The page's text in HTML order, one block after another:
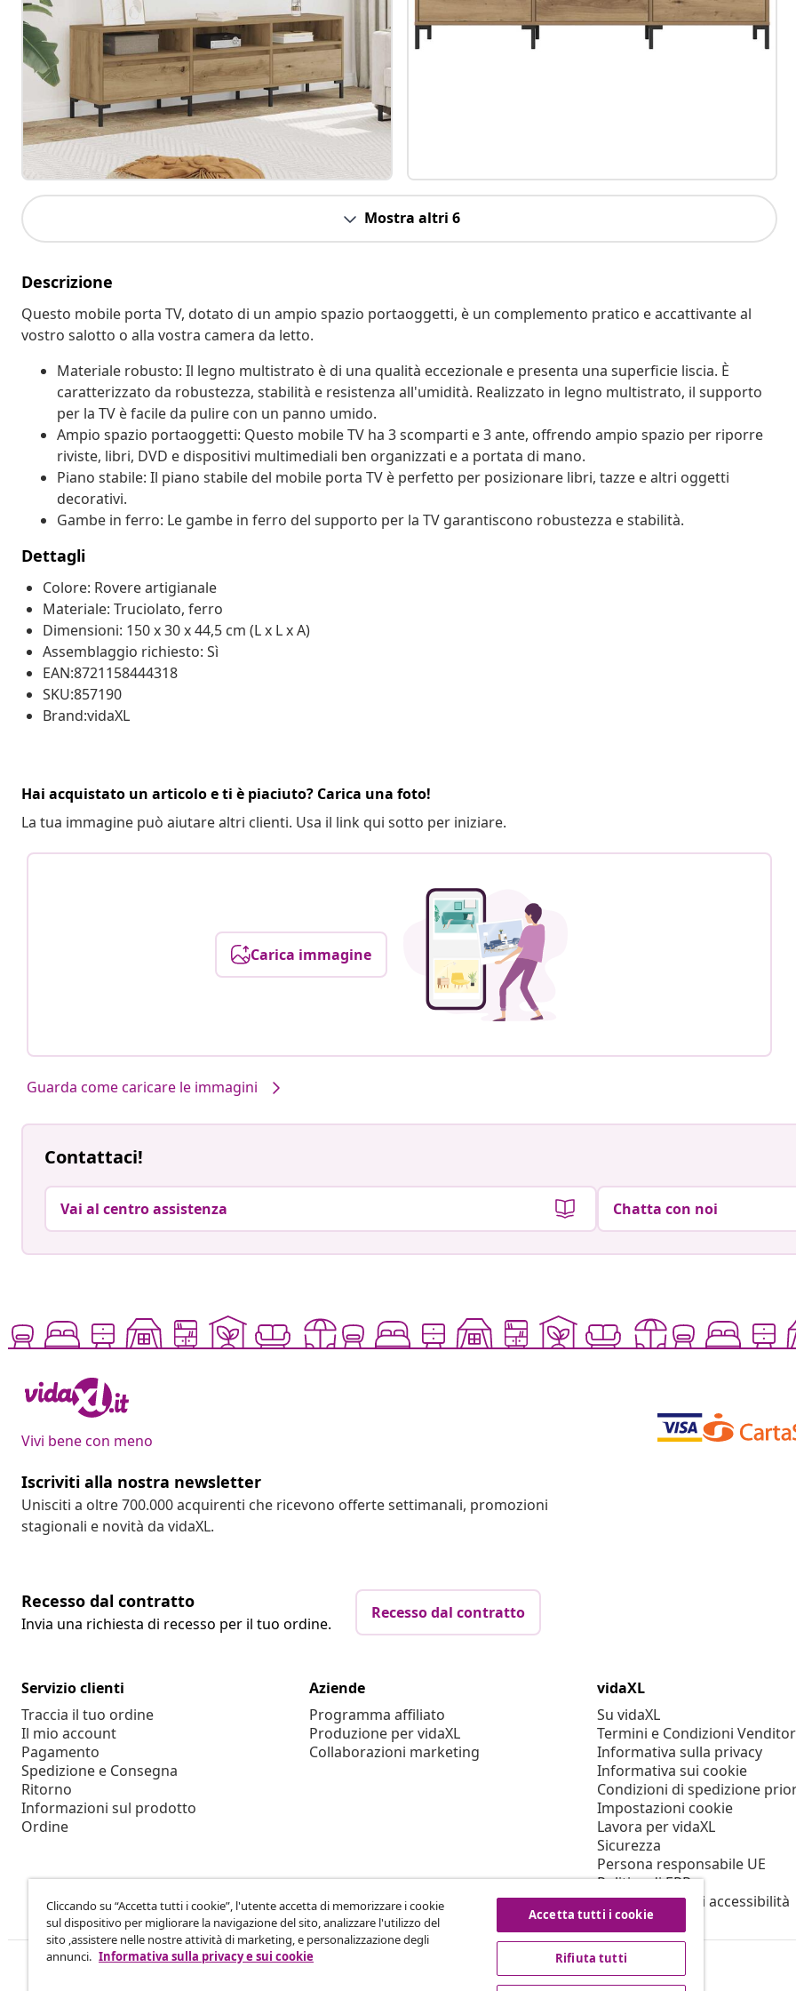
Mostra altri 6
Descrizione
Questo mobile porta TV, dotato di un ampio spazio portaoggetti, è un complemento pratico e accattivante al
vostro salotto o alla vostra camera da letto.
Materiale robusto: Il legno multistrato è di una qualità eccezionale e presenta una superficie liscia. È
caratterizzato da robustezza, stabilità e resistenza all'umidità. Realizzato in legno multistrato, il supporto
per la TV è facile da pulire con un panno umido.
Ampio spazio portaoggetti: Questo mobile TV ha 3 scomparti e 3 ante, offrendo ampio spazio per riporre
riviste, libri, DVD e dispositivi multimediali ben organizzati e a portata di mano.
Piano stabile: Il piano stabile del mobile porta TV è perfetto per posizionare libri, tazze e altri oggetti
decorativi.
Gambe in ferro: Le gambe in ferro del supporto per la TV garantiscono robustezza e stabilità.
Dettagli
Colore: Rovere artigianale
Materiale: Truciolato, ferro
Dimensioni: 150 x 30 x 44,5 cm (L x L x A)
Assemblaggio richiesto: Sì
EAN:8721158444318
SKU:857190
Brand:vidaXL
Hai acquistato un articolo e ti è piaciuto? Carica una foto!
La tua immagine può aiutare altri clienti. Usa il link qui sotto per iniziare.
Carica immagine
Guarda come caricare le immagini
Contattaci!
Vai al centro assistenza Chatta con noi
Vivi bene con meno
Iscriviti alla nostra newsletter
Unisciti a oltre 700.000 acquirenti che ricevono offerte settimanali, promozioni
stagionali e novità da vidaXL.
Recesso dal contratto
Invia una richiesta di recesso per il tuo ordine.
Recesso dal contratto
Servizio clienti
Traccia il tuo ordine
Il mio account
Pagamento
Spedizione e Consegna
Ritorno
Informazioni sul prodotto
Ordine
Aziende
Programma affiliato
Produzione per vidaXL
Collaborazioni marketing
vidaXL
Su vidaXL
Termini e Condizioni
Informativa sulla privacy
Informativa sui cookie
Condizioni di spedizione
Impostazioni cookie
Lavora per vidaXL
Sicurezza
Persona responsabile UE
Politica di EPR
Dichiarazione di accessibilità
Cliccando su “Accetta tutti i cookie”, l'utente accetta di memorizzare i cookie
sul dispositivo per migliorare la navigazione del sito, analizzare l'utilizzo del
sito ,assistere nelle nostre attività di marketing, e personalizzazione degli
annunci. Informativa sulla privacy e sui cookie
Accetta tutti i cookie
Rifiuta tutti